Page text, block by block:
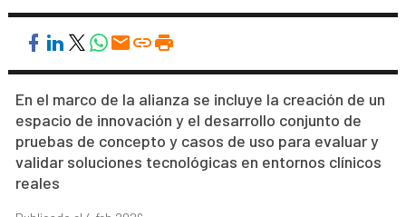
En el marco de la alianza se incluye la creación de un
espacio de innovación y el desarrollo conjunto de
pruebas de concepto y casos de uso para evaluar y
validar soluciones tecnológicas en entornos clínicos
reales